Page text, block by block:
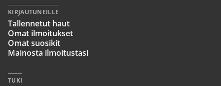
KIRJAUTUNEILLE
Tallennetut haut
Omat ilmoitukset
Omat suosikit
Mainosta ilmoitustasi
TUKI